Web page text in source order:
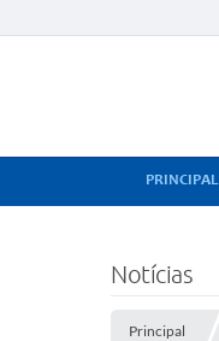
PRINCIPAL
Notícias
Principal